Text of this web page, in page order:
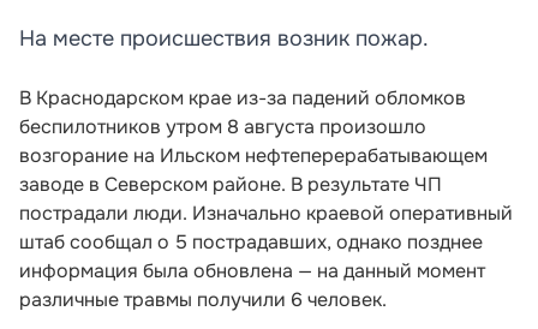
На месте происшествия возник пожар.
В Краснодарском крае из-за падений обломков
беспилотников утром 8 августа произошло
возгорание на Ильском нефтеперерабатывающем
заводе в Северском районе. В результате ЧП
пострадали люди. Изначально краевой оперативный
штаб сообщал о 5 пострадавших, однако позднее
информация была обновлена — на данный момент
различные травмы получили 6 человек.